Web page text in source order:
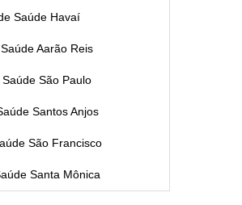
Saúde Havaí
Aarão Reis
São Paulo
Santos Anjos
São Francisco
Santa Mônica